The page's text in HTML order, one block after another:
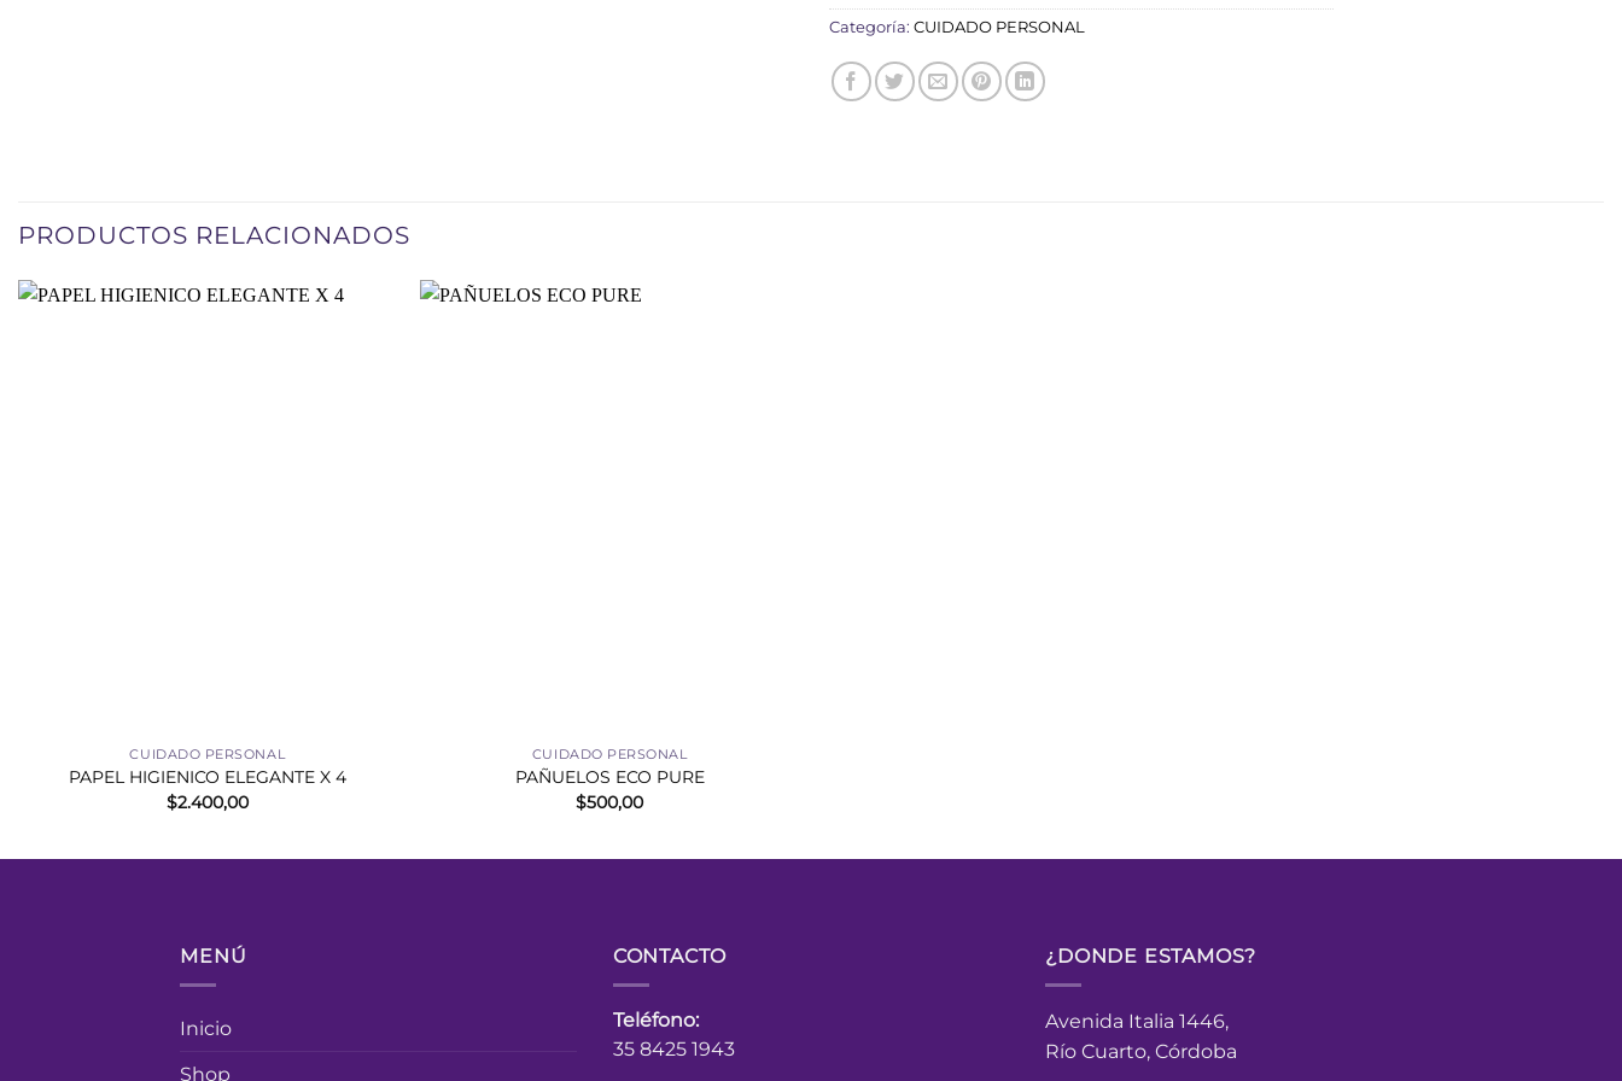
Categoría: CUIDADO PERSONAL
PRODUCTOS RELACIONADOS
CUIDADO PERSONAL
PAPEL HIGIENICO ELEGANTE X 4
$2.400,00
CUIDADO PERSONAL
PAÑUELOS ECO PURE
$500,00
MENÚ
Inicio
Shop
CONTACTO
Teléfono:
35 8425 1943
¿DONDE ESTAMOS?
Avenida Italia 1446,
Río Cuarto, Córdoba